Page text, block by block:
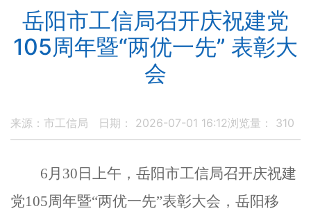
岳阳市工信局召开庆祝建党
105周年暨“两优一先” 表彰大
会
来源：市工信局 日期： 2026-07-01 16:12浏览量： 310
6月30日上午，岳阳市工信局召开庆祝建
党105周年暨“两优一先”表彰大会， 岳阳移